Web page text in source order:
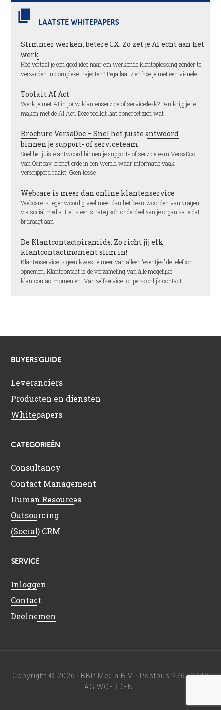
LAATSTE WHITEPAPERS
Slimmer werken, betere CX: Zo zet je AI écht aan het
werk
Hoe vertaal je een goed idee naar een werkende klantoplossing zonder te
verzanden in complexe trajecten? Pega laat zien hoe je met een visuele …
Toolkit AI Act
Werk je met AI in jouw klantenservice of servicedesk? Dan krijg je te
maken met de AI Act. Deze toolkit laat concreet zien wat …
Brochure VersaDoc – Snel het juiste antwoord
binnen je support- of serviceteam
Snel het juiste antwoord binnen je support- of serviceteam VersaDoc
van Qaitbay brengt orde in een wereld waar informatie vaak
versnipperd raakt. Geen losse …
Webcare is meer dan online klantenservice
Webcare is tegenwoordig veel meer dan het beantwoorden van vragen
via social media. Het is een strategisch onderdeel van je organisatie dat
bijdraagt aan …
De Klantcontactpiramide: Zo richt jij elk
klantcontactmoment slim in!
Klantenservice is geen kwestie meer van alleen ‘eventjes’ de telefoon
opnemen. Klantcontact is de verzameling van álle mogelijke
klantcontactmomenten. Van zelfservice tot persoonlijk contact …
BUYERS’GUIDE
Leveranciers
Producten en diensten
Whitepapers
CATEGORIEËN
Consultancy
Contact Management
Human Resources
Outsourcing
(Social) CRM
SERVICE
Inloggen
Contact
Deelnemen
Copyright © 2026 · BBP Media B.V. · Postbus 276 · 3440
AG WOERDEN ·